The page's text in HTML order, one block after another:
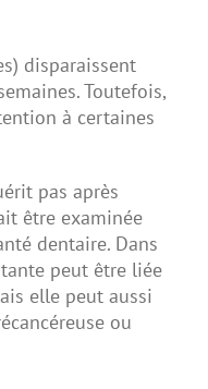
disparaissent
Toutefois,
à certaines
pas après
être examinée
dentaire. Dans
peut être liée
elle peut aussi
ou